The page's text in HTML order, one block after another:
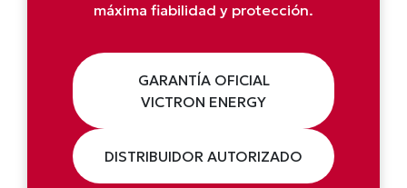
máxima fiabilidad y protección.
GARANTÍA OFICIAL
VICTRON ENERGY
DISTRIBUIDOR AUTORIZADO